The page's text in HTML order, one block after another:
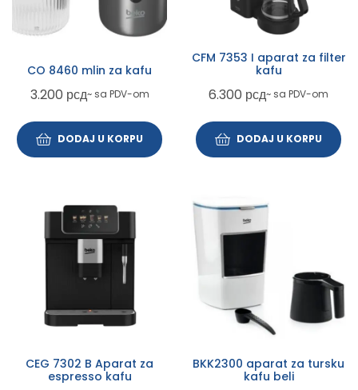
CO 8460 mlin za kafu
3.200 рсд~ sa PDV-om
DODAJ U KORPU
CFM 7353 I aparat za filter
kafu
6.300 рсд~ sa PDV-om
DODAJ U KORPU
CEG 7302 B Aparat za
espresso kafu
BKK2300 aparat za tursku
kafu beli